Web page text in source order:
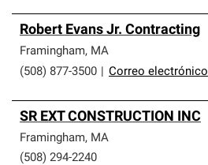
Robert Evans Jr. Contracting
Framingham, MA
(508) 877-3500
Correo electrónico
SR EXT CONSTRUCTION INC
Framingham, MA
(508) 294-2240